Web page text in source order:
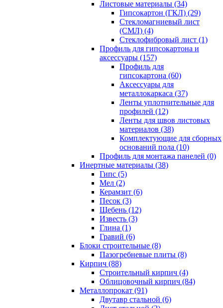
Листовые материалы (34)
Гипсокартон (ГКЛ) (29)
Стекломагниевый лист
(СМЛ) (4)
Cтеклофибровый лист (1)
Профиль для гипсокартона и
аксессуары (157)
Профиль для
гипсокартона (60)
Аксессуары для
металлокаркаса (37)
Ленты уплотнительные для
профилей (12)
Ленты для швов листовых
материалов (38)
Комплектующие для сборных
оснований пола (10)
Профиль для монтажа панелей (0)
Инертные материалы (38)
Гипс (5)
Мел (2)
Керамзит (6)
Песок (3)
Щебень (12)
Известь (3)
Глина (1)
Гравий (6)
Блоки строительные (8)
Пазогребневые плиты (8)
Кирпич (88)
Строительный кирпич (4)
Облицовочный кирпич (84)
Металлопрокат (91)
Двутавр стальной (6)